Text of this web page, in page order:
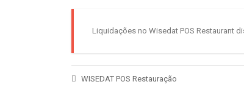
Liquidações no Wisedat POS Restaurant
WISEDAT POS Restauração